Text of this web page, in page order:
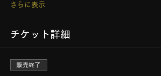
さらに表示
チケット詳細
販売終了